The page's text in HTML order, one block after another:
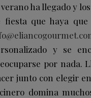
ha llegado y
fiesta que haya que
y se
por nada.
junto con elegir
domina